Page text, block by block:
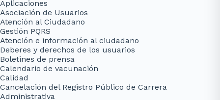
Aplicaciones
Asociación de Usuarios
Atención al Ciudadano
Gestión PQRS
Atención e información al ciudadano
Deberes y derechos de los usuarios
Boletines de prensa
Calendario de vacunación
Calidad
Cancelación del Registro Público de Carrera
Administrativa